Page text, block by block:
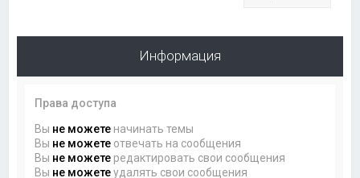
Информация
Права доступа
Вы не можете начинать темы
Вы не можете отвечать на сообщения
Вы не можете редактировать свои сообщения
Вы не можетеудалять свои сообщения